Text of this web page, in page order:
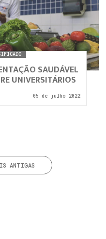
SAUDÁVEL
UNIVERSITÁRIOS
05 de julho 2022
ANTIGAS